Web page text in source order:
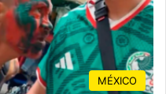
MÉXICO